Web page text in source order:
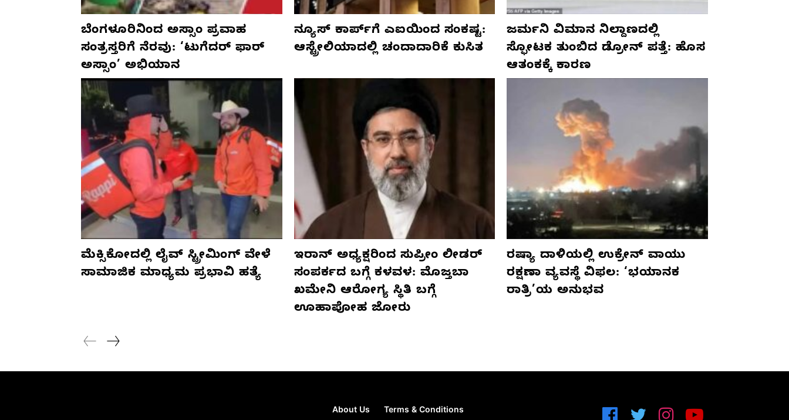
ಬೆಂಗಳೂರಿನಿಂದ ಅಸ್ಸಾಂ ಪ್ರವಾಹ
ಸಂತ್ರಸ್ತರಿಗೆ ನೆರವು: ‘ಟುಗೆದರ್ ಫಾರ್
ಅಸ್ಸಾಂ’ ಅಭಿಯಾನ
ನ್ಯೂಸ್ ಕಾರ್ಪ್‌ಗೆ ಎಐಯಿಂದ ಸಂಕಷ್ಟ:
ಆಸ್ಟ್ರೇಲಿಯಾದಲ್ಲಿ ಚಂದಾದಾರಿಕೆ ಕುಸಿತ
ಜರ್ಮನಿ ವಿಮಾನ ನಿಲ್ದಾಣದಲ್ಲಿ
ಸ್ಫೋಟಕ ತುಂಬಿದ ಡ್ರೋನ್ ಪತ್ತೆ: ಹೊಸ
ಆತಂಕಕ್ಕೆ ಕಾರಣ
ಮೆಕ್ಸಿಕೋದಲ್ಲಿ ಲೈವ್ ಸ್ಟ್ರೀಮಿಂಗ್ ವೇಳೆ
ಸಾಮಾಜಿಕ ಮಾಧ್ಯಮ ಪ್ರಭಾವಿ ಹತ್ಯೆ
ಇರಾನ್ ಅಧ್ಯಕ್ಷರಿಂದ ಸುಪ್ರೀಂ ಲೀಡರ್
ಸಂಪರ್ಕದ ಬಗ್ಗೆ ಕಳವಳ: ಮೊಜ್ತಬಾ
ಖಮೇನಿ ಆರೋಗ್ಯ ಸ್ಥಿತಿ ಬಗ್ಗೆ
ಊಹಾಪೋಹ ಜೋರು
ರಷ್ಯಾ ದಾಳಿಯಲ್ಲಿ ಉಕ್ರೇನ್ ವಾಯು
ರಕ್ಷಣಾ ವ್ಯವಸ್ಥೆ ವಿಫಲ: ‘ಭಯಾನಕ
ರಾತ್ರಿ’ಯ ಅನುಭವ
About Us Terms & Conditions